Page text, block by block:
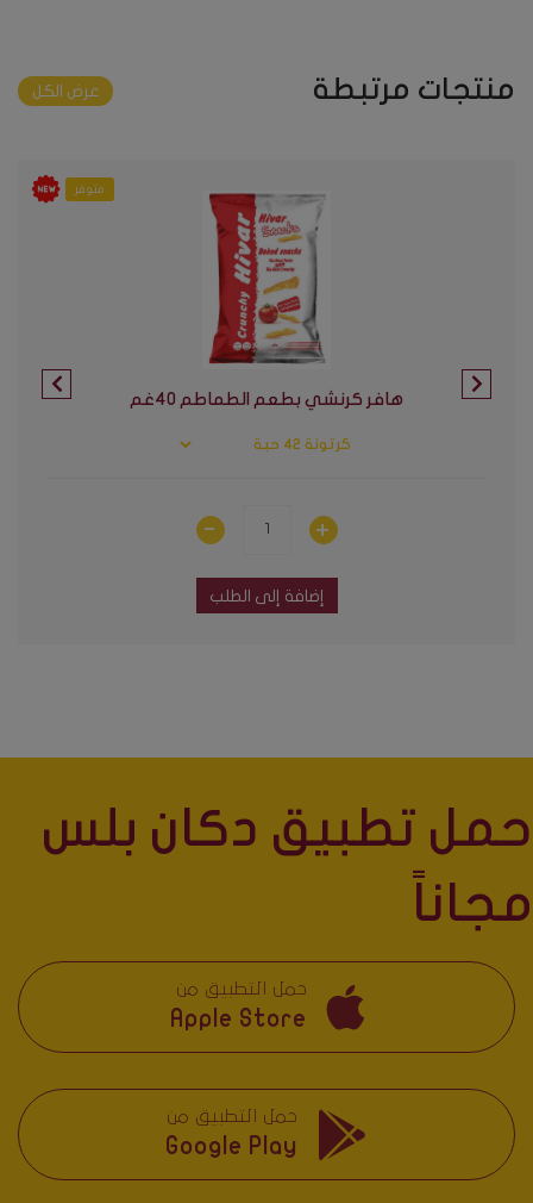
منتجات مرتبطة عرض الكل
متوفر
هافر كرنشي بطعم الطماطم ٤٠غم
إضافة إلى الطلب
حمل تطبيق دكان بلس
مجاناً
حمل التطبيق من
Apple Store
حمل التطبيق من
Google Play